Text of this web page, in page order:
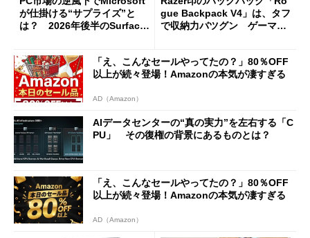
が仕掛ける“サプライズ”と
は？ 2026年後半のSurface
gue Backpack V4」は、タフ
で収納力バツグン ゲーマー
「え、こんなセールやってたの？」80％OFF
以上が続々登場！Amazonの本気が凄すぎる
AD（Amazon）
AIデータセンターの“真の実力”を左右する「C
PU」 その復権の背景にあるものとは？
「え、こんなセールやってたの？」80％OFF
以上が続々登場！Amazonの本気が凄すぎる
AD（Amazon）